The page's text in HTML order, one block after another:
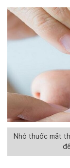
Nhỏ thuốc mắt